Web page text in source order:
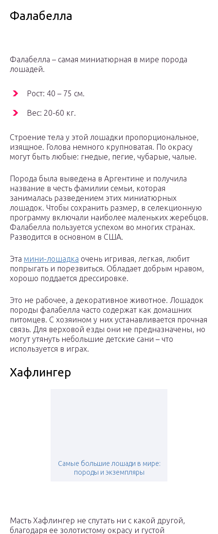
Фалабелла
Фалабелла – самая миниатюрная в мире порода
лошадей.
Рост: 40 – 75 см.
Вес: 20-60 кг.
Строение тела у этой лошадки пропорциональное,
изящное. Голова немного крупноватая. По окрасу
могут быть любые: гнедые, пегие, чубарые, чалые.
Порода была выведена в Аргентине и получила
название в честь фамилии семьи, которая
занималась разведением этих миниатюрных
лошадок. Чтобы сохранить размер, в селекционную
программу включали наиболее маленьких жеребцов.
Фалабелла пользуется успехом во многих странах.
Разводится в основном в США.
Эта мини-лошадка очень игривая, легкая, любит
попрыгать и порезвиться. Обладает добрым нравом,
хорошо поддается дрессировке.
Это не рабочее, а декоративное животное. Лошадок
породы фалабелла часто содержат как домашних
питомцев. С хозяином у них устанавливается прочная
связь. Для верховой езды они не предназначены, но
могут утянуть небольшие детские сани – что
используется в играх.
Хафлингер
Самые большие лошади в мире:
породы и экземпляры
Масть Хафлингер не спутать ни с какой другой,
благодаря ее золотистому окрасу и густой